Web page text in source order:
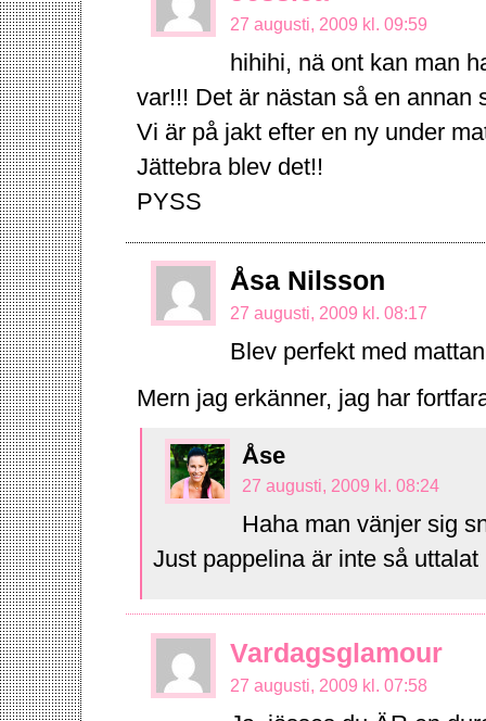
27 augusti, 2009 kl. 09:59
hihihi, nä ont kan man
var!!! Det är nästan så en annan
Vi är på jakt efter en ny under
Jättebra blev det!!
PYSS
Åsa Nilsson
27 augusti, 2009 kl. 08:17
Blev perfekt med
Mern jag erkänner, jag har
Åse
27 augusti, 2009 kl. 08:24
Haha man vänjer sig
Just pappelina är inte så
Vardagsglamour
27 augusti, 2009 kl. 07:58